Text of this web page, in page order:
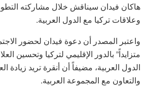
هاكان فيدان سيناقش خلال مشاركته
وعلاقات تركيا مع الدول العربية.
واعتبر المصدر أن دعوة فيدان لحضور
متزايداً” بالدور الإقليمي لتركيا وتحسين
الدول العربية، مضيفاً أن أنقرة تريد زيادة
والتعاون مع المجموعة العربية.